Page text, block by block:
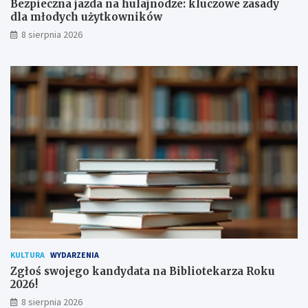
o
d
p
a
n
!
l
a
m
d
y
h
u
ż
o
n
i
ó
w
Bezpieczna jazda na hulajnodze: kluczowe zasady
dla młodych użytkowników
8 sierpnia 2026
KULTURA WYDARZENIA
Zgłoś swojego kandydata na Bibliotekarza Roku
2026!
8 sierpnia 2026